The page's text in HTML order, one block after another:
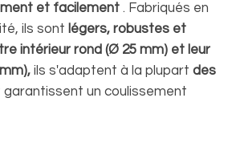
et facilement . Fabriqués en
ils sont légers, robustes et
intérieur rond (Ø 25 mm) et leur
ils s'adaptent à la plupart des
garantissent un coulissement